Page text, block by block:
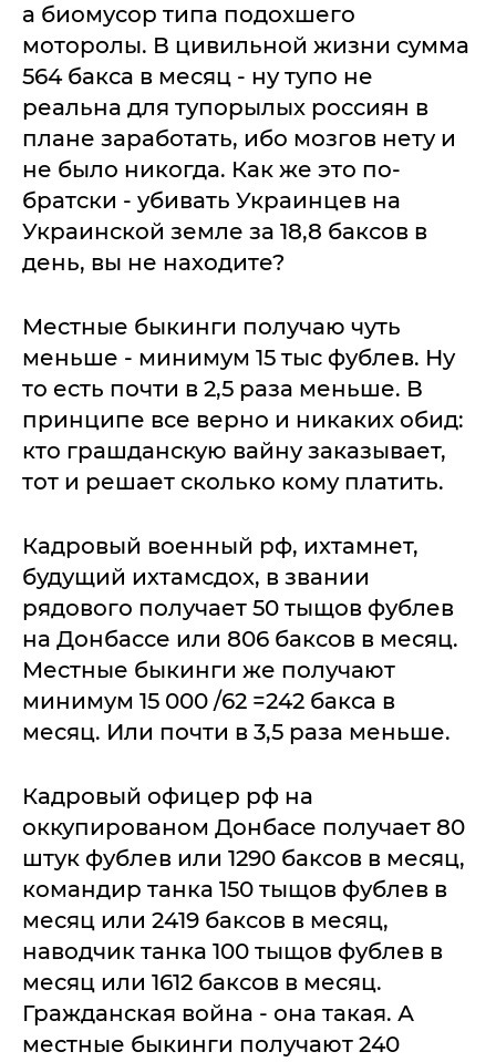
а биомусор типа подохшего
моторолы. В цивильной жизни сумма
564 бакса в месяц - ну тупо не
реальна для тупорылых россиян в
плане заработать, ибо мозгов нету и
не было никогда. Как же это по-
братски - убивать Украинцев на
Украинской земле за 18,8 баксов в
день, вы не находите?
Местные быкинги получаю чуть
меньше - минимум 15 тыс фублев. Ну
то есть почти в 2,5 раза меньше. В
принципе все верно и никаких обид:
кто грашданскую вайну заказывает,
тот и решает сколько кому платить.
Кадровый военный рф, ихтамнет,
будущий ихтамсдох, в звании
рядового получает 50 тыщов фублев
на Донбассе или 806 баксов в месяц.
Местные быкинги же получают
минимум 15 000 /62 =242 бакса в
месяц. Или почти в 3,5 раза меньше.
Кадровый офицер рф на
оккупированом Донбасе получает 80
штук фублев или 1290 баксов в месяц,
командир танка 150 тыщов фублев в
месяц или 2419 баксов в месяц,
наводчик танка 100 тыщов фублев в
месяц или 1612 баксов в месяц.
Гражданская война - она такая. А
местные быкинги получают 240